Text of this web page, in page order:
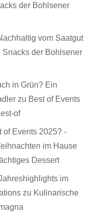
der Bohlsener
vom Saatgut
Snacks der Bohlsener
in Grün? Ein
zu Best of Events
of
of Events 2025? -
im Hause
Dessert
im
zu Kulinarische